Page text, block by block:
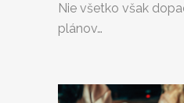
Nie všetko však
plánov…